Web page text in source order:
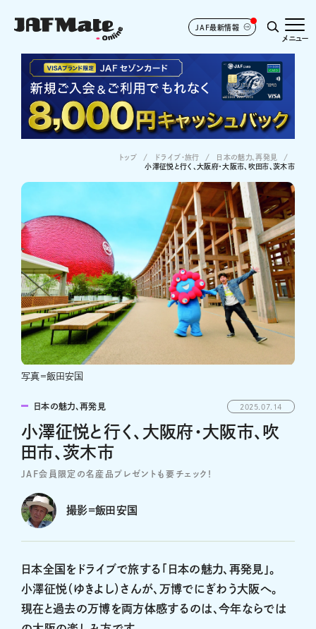
JAF最新情報
メニュー
トップ ドライブ･旅行
日本の魅力、再発見
小澤征悦と行く、大阪府・大阪市、吹田市、茨木市
写真＝飯田安国
日本の魅力、再発見 2025.07.14
小澤征悦と行く、大阪府・大阪市、吹
田市、茨木市
JAF会員限定の名産品プレゼントも要チェック！
撮影=飯田安国
日本全国をドライブで旅する「日本の魅力、再発見」。
小澤征悦（ゆきよし）さんが、万博でにぎわう大阪へ。
現在と過去の万博を両方体感するのは、今年ならでは